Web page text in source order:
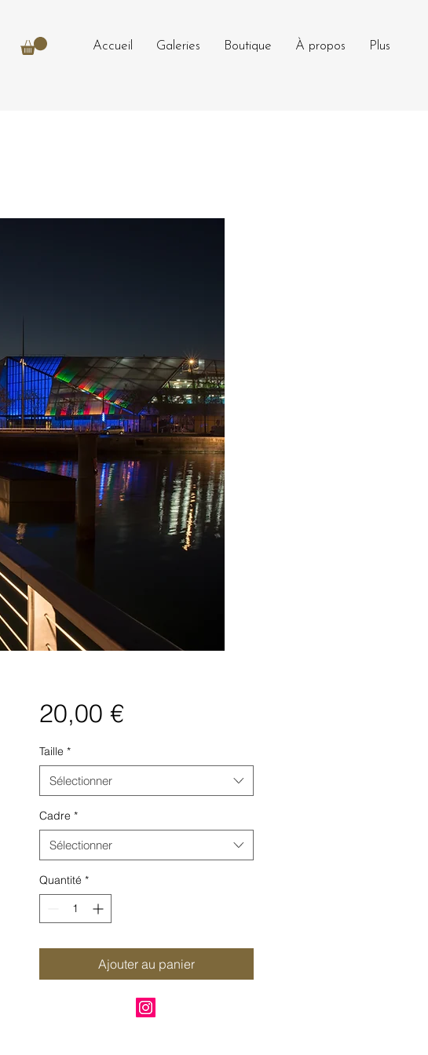
Accueil Galeries Boutique À propos Plus
20,00 €Prix
Taille *
Sélectionner
Cadre *
Sélectionner
Quantité *
Ajouter au panier